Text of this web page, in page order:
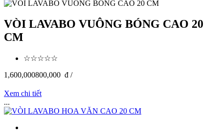
VÒI LAVABO VUÔNG BÓNG CAO 20
CM
☆☆☆☆☆
1,600,000800,000 đ /
Xem chi tiết
...